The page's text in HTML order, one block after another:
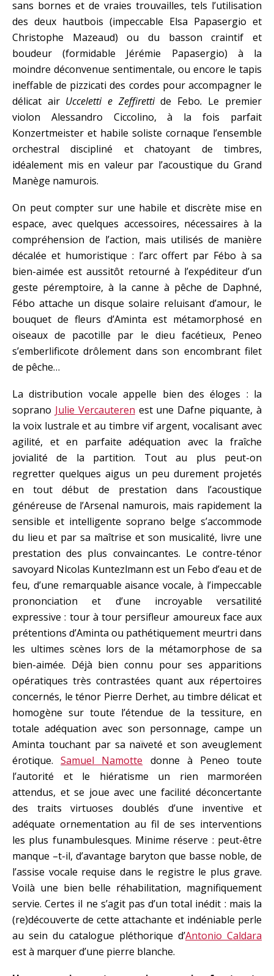
sans bornes et de vraies trouvailles, tels l’utilisation
des deux hautbois (impeccable Elsa Papasergio et
Christophe Mazeaud) ou du basson craintif et
boudeur (formidable Jérémie Papasergio) à la
moindre déconvenue sentimentale, ou encore le tapis
ineffable de pizzicati des cordes pour accompagner le
délicat air Ucceletti e Zeffirettide Febo. Le premier
violon Alessandro Ciccolino, à la fois parfait
Konzertmeister et habile soliste cornaque l’ensemble
orchestral discipliné et chatoyant de timbres,
idéalement mis en valeur par l’acoustique du Grand
Manège namurois.
On peut compter sur une habile et discrète mise en
espace, avec quelques accessoires, nécessaires à la
compréhension de l’action, mais utilisés de manière
décalée et humoristique : l’arc offert par Fébo à sa
bien-aimée est aussitôt retourné à l’expéditeur d’un
geste péremptoire, à la canne à pêche de Daphné,
Fébo attache un disque solaire reluisant d’amour, le
bouquet de fleurs d’Aminta est métamorphosé en
oiseaux de pacotille par le dieu facétieux, Peneo
s’emberlificote drôlement dans son encombrant filet
de pêche…
La distribution vocale appelle bien des éloges : la
soprano Julie Vercauteren est une Dafne piquante, à
la voix lustrale et au timbre vif argent, vocalisant avec
agilité, et en parfaite adéquation avec la fraîche
jovialité de la partition. Tout au plus peut-on
regretter quelques aigus un peu durement projetés
en tout début de prestation dans l’acoustique
généreuse de l’Arsenal namurois, mais rapidement la
sensible et intelligente soprano belge s’accommode
du lieu et par sa maîtrise et son musicalité, livre une
prestation des plus convaincantes. Le contre-ténor
savoyard Nicolas Kuntezlmann est un Febo d’eau et de
feu, d’une remarquable aisance vocale, à l’impeccable
prononciation et d’une incroyable versatilité
expressive : tour à tour persifleur amoureux face aux
prétentions d’Aminta ou pathétiquement meurtri dans
les ultimes scènes lors de la métamorphose de sa
bien-aimée. Déjà bien connu pour ses apparitions
opératiques très contrastées quant aux répertoires
concernés, le ténor Pierre Derhet, au timbre délicat et
homogène sur toute l’étendue de la tessiture, en
totale adéquation avec son personnage, campe un
Aminta touchant par sa naïveté et son aveuglement
érotique.Samuel Namotte donne à Peneo toute
l’autorité et le hiératisme un rien marmoréen
attendus, et se joue avec une facilité déconcertante
des traits virtuoses doublés d’une inventive et
adéquate ornementation au fil de ses interventions
les plus funambulesques. Minime réserve : peut-être
manque –t-il, d’avantage baryton que basse noble, de
l’assise vocale requise dans le registre le plus grave.
Voilà une bien belle réhabilitation, magnifiquement
servie. Certes il ne s’agit pas d’un total inédit : mais la
(re)découverte de cette attachante et indéniable perle
au sein du catalogue pléthorique d’Antonio Caldara
est à marquer d’une pierre blanche.